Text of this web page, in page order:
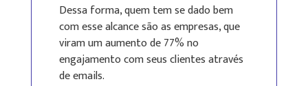
Dessa forma, quem tem se dado bem
com esse alcance são as empresas, que
viram um aumento de 77% no
engajamento com seus clientes através
de emails.